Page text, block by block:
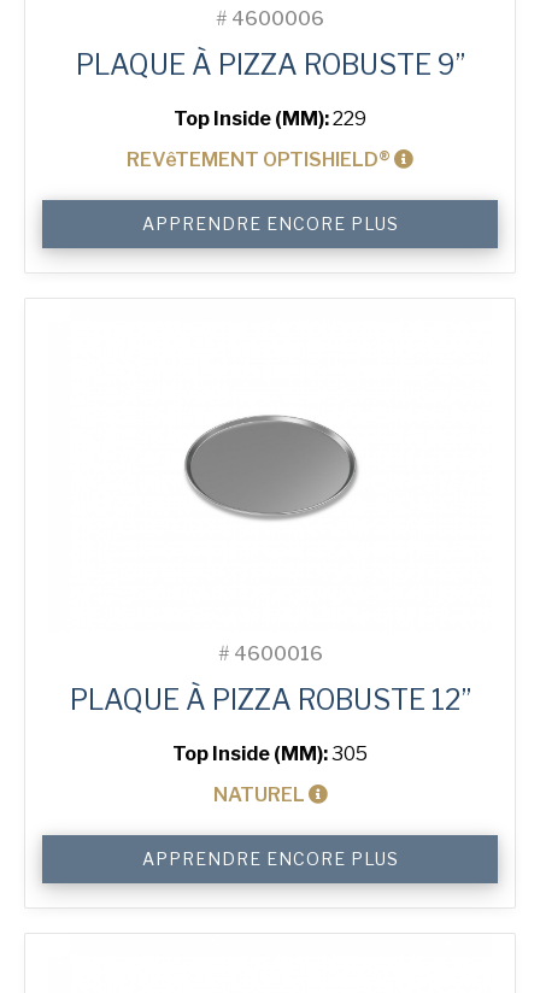
# 4600006
PLAQUE À PIZZA ROBUSTE 9”
Top Inside (MM):229
REVêTEMENT OPTISHIELD®
9"
Solid
Pizza
APPRENDRE ENCORE PLUS
# 4600016
PLAQUE À PIZZA ROBUSTE 12”
Top Inside (MM):305
NATUREL
12"
Solid
Pizza
APPRENDRE ENCORE PLUS